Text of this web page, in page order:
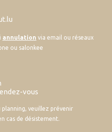
annulation via email ou réseaux
ou salonkee
vous
veuillez prévenir
cas de désistement.